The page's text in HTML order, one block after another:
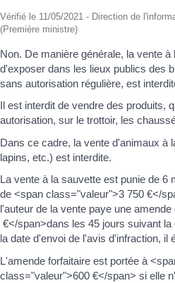
Vérifié le 11/05/2021 - Direction de
(Première ministre)
Non. De manière générale, la vente
d'exposer dans les lieux publics des
sans autorisation régulière, est
Il est interdit de vendre des produits,
autorisation, sur le trottoir, les
Dans ce cadre, la vente d'animaux à
lapins, etc.) est interdite.
La vente à la sauvette est punie de 6
de <span class="valeur">3 750 €</
l'auteur de la vente paye une
€</span>dans les 45 jours suivant
la date d'envoi de l'avis d'infraction, il
L'amende forfaitaire est portée à
class="valeur">600 €</span> si elle